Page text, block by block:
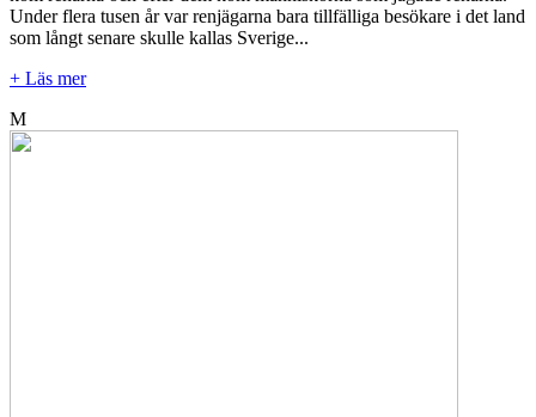
Under flera tusen år var renjägarna bara tillfälliga besökare i det land
som långt senare skulle kallas Sverige...
+ Läs mer
M